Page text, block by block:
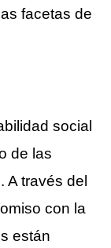
facetas de
social
de las
través del
con la
están